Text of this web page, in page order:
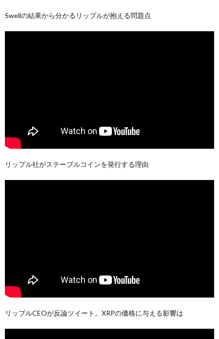
Swellの結果から分かるリップルが抱える問題点
リップル社がステーブルコインを発行する理由
リップルCEOが反論ツイート。XRPの価格に与える影響は